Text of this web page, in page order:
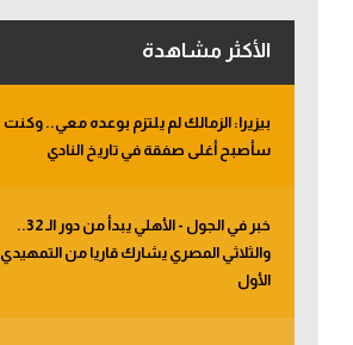
الأكثر مشاهدة
بيزيرا: الزمالك لم يلتزم بوعده معي.. وكنت
سأصبح أغلى صفقة في تاريخ النادي
خبر في الجول - الأهلي يبدأ من دور الـ 32..
والثلاثي المصري يشارك قاريا من التمهيدي
الأول